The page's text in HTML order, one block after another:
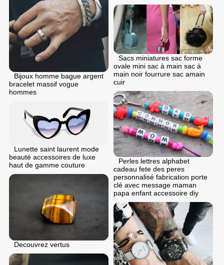
Bijoux homme bague argent
bracelet massif vogue
hommes
Sacs miniatures sac forme
ovale mini sac à main sac à
main noir fourrure sac amain
cuir
Perles lettres alphabet
cadeau fete des peres
personnalisé fabrication porte
clé avec message maman
papa enfant accessoire diy
Lunette saint laurent mode
beauté accessoires de luxe
haut de gamme couture
Decouvrez vertus